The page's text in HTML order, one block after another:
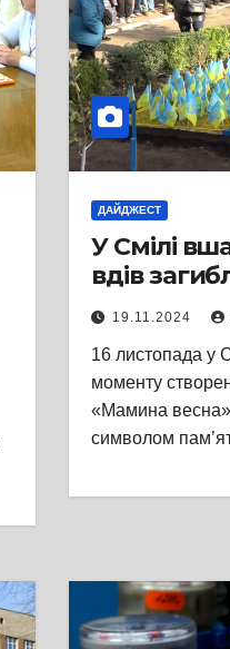
ДАЙДЖЕСТ
У Смілі
вдів
19.11.2024
16 листопада у
моменту
«Мамина
символом